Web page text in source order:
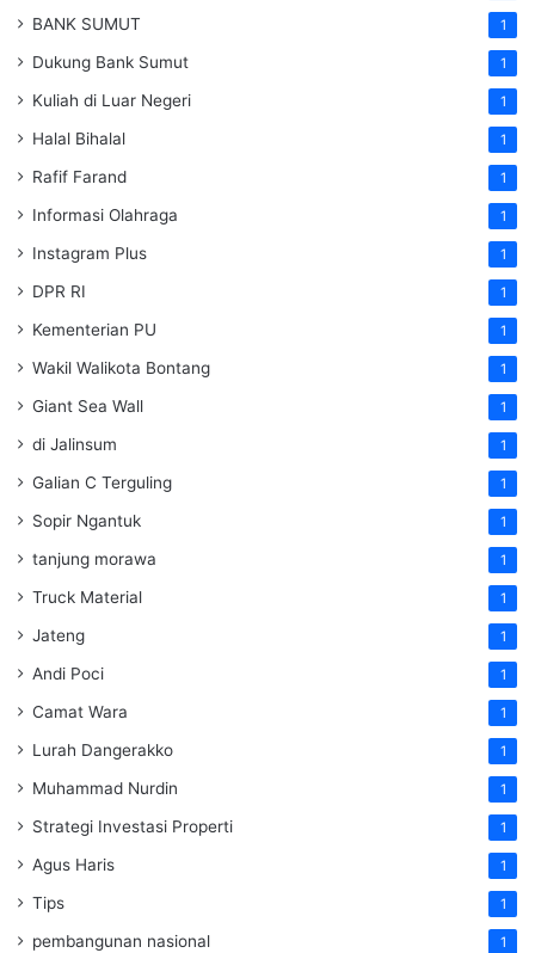
BANK SUMUT 1
Dukung Bank Sumut 1
Kuliah di Luar Negeri 1
Halal Bihalal 1
Rafif Farand 1
Informasi Olahraga 1
Instagram Plus 1
DPR RI 1
Kementerian PU 1
Wakil Walikota Bontang 1
Giant Sea Wall 1
di Jalinsum 1
Galian C Terguling 1
Sopir Ngantuk 1
tanjung morawa 1
Truck Material 1
Jateng 1
Andi Poci 1
Camat Wara 1
Lurah Dangerakko 1
Muhammad Nurdin 1
Strategi Investasi Properti 1
Agus Haris 1
Tips 1
pembangunan nasional 1